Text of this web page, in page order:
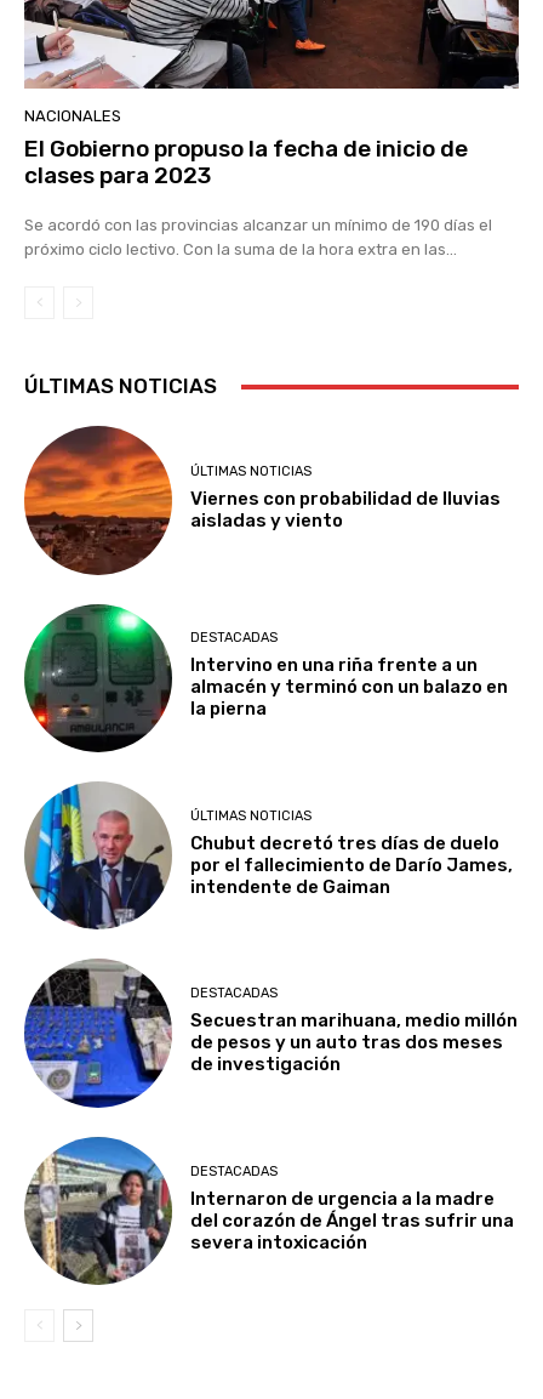
NACIONALES
El Gobierno propuso la fecha de inicio de
clases para 2023
Se acordó con las provincias alcanzar un mínimo de 190 días el
próximo ciclo lectivo. Con la suma de la hora extra en las...
ÚLTIMAS NOTICIAS
ÚLTIMAS NOTICIAS
Viernes con probabilidad de lluvias
aisladas y viento
DESTACADAS
Intervino en una riña frente a un
almacén y terminó con un balazo en
la pierna
ÚLTIMAS NOTICIAS
Chubut decretó tres días de duelo
por el fallecimiento de Darío James,
intendente de Gaiman
DESTACADAS
Secuestran marihuana, medio millón
de pesos y un auto tras dos meses
de investigación
DESTACADAS
Internaron de urgencia a la madre
del corazón de Ángel tras sufrir una
severa intoxicación